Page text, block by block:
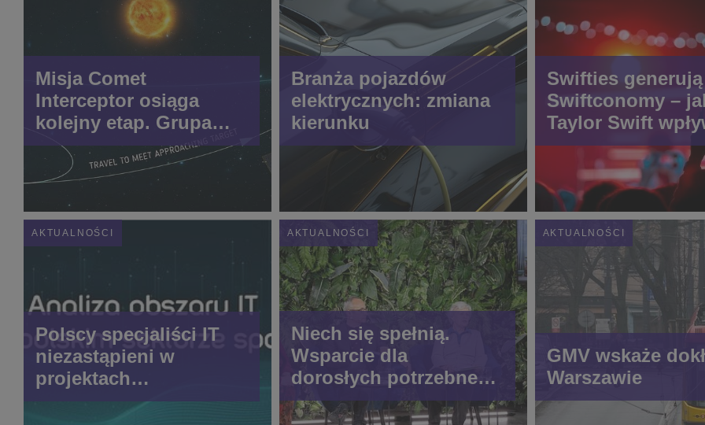
Misja Comet
Interceptor osiąga
kolejny etap. Grupa
Sener odebrała lotne
egzemplarze
instrumentu DFP-B2
Branża pojazdów
elektrycznych: zmiana
kierunku
Swifties generują
Swiftconomy –
Taylor Swift
gospodarkę
AKTUALNOŚCI
Polscy specjaliści IT
niezastąpieni w
projektach
kosmicznych
AKTUALNOŚCI
Niech się spełnią.
Wsparcie dla
dorosłych potrzebne
od zaraz
AKTUALNOŚCI
GMV wskaże
Warszawie